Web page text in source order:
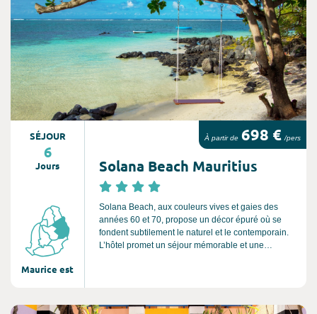
SÉJOUR
6
Jours
Maurice est
À partir de 698 € /pers
Solana Beach Mauritius
Solana Beach, aux couleurs vives et gaies des
années 60 et 70, propose un décor épuré où se
fondent subtilement le naturel et le contemporain.
L’hôtel promet un séjour mémorable et une